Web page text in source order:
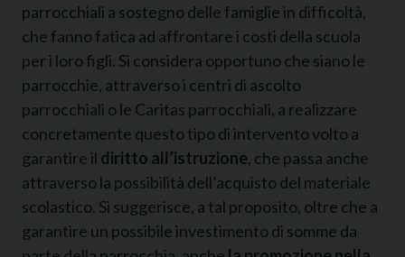
parrocchiali a sostegno delle famiglie in difficoltà,
che fanno fatica ad affrontare i costi della scuola
per i loro figli. Si considera opportuno che siano le
parrocchie, attraverso i centri di ascolto
parrocchiali o le Caritas parrocchiali, a realizzare
concretamente questo tipo di intervento volto a
garantire il diritto all’istruzione, che passa anche
attraverso la possibilità dell’acquisto del materiale
scolastico. Si suggerisce, a tal proposito, oltre che a
garantire un possibile investimento di somme da